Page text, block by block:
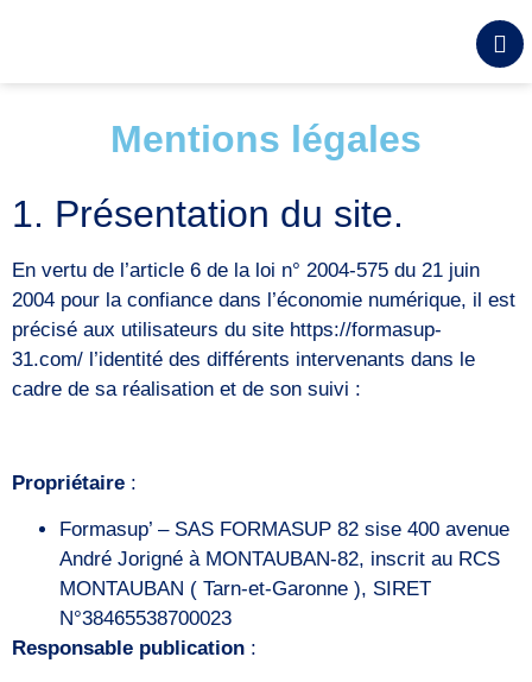
Mentions légales
1. Présentation du site.
En vertu de l’article 6 de la loi n° 2004-575 du 21 juin
2004 pour la confiance dans l’économie numérique, il est
précisé aux utilisateurs du site https://formasup-
31.com/ l’identité des différents intervenants dans le
cadre de sa réalisation et de son suivi :
Propriétaire :
Formasup’ – SAS FORMASUP 82 sise 400 avenue
André Jorigné à MONTAUBAN-82, inscrit au RCS
MONTAUBAN ( Tarn-et-Garonne ), SIRET
N°38465538700023
Responsable publication :